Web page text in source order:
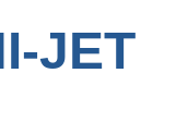
JET